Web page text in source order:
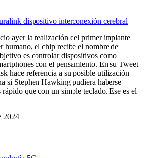
dispositivo interconexión cerebral
ayer la realización del primer implante
humano, el chip recibe el nombre de
es controlar dispositivos como
con el pensamiento. En su Tweet
hace referencia a su posible utilización
si Stephen Hawking pudiera haberse
rápido que con un simple teclado. Ese es el
2024